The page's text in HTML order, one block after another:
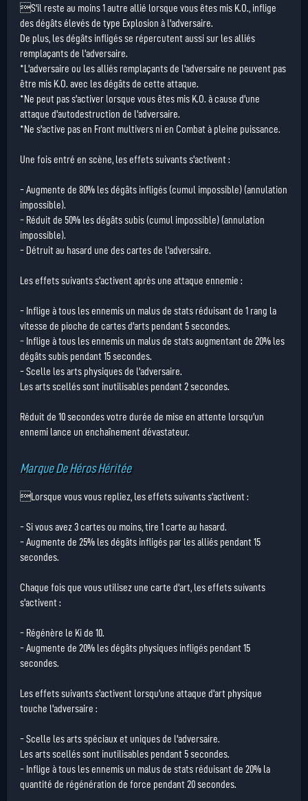
S'il reste au moins 1 autre allié lorsque vous êtes mis K.O., inflige
des dégâts élevés de type Explosion à l'adversaire.
De plus, les dégâts infligés se répercutent aussi sur les alliés
remplaçants de l'adversaire.
*L'adversaire ou les alliés remplaçants de l'adversaire ne peuvent pas
être mis K.O. avec les dégâts de cette attaque.
*Ne peut pas s'activer lorsque vous êtes mis K.O. à cause d'une
attaque d'autodestruction de l'adversaire.
*Ne s'active pas en Front multivers ni en Combat à pleine puissance.
Une fois entré en scène, les effets suivants s'activent :
- Augmente de 80% les dégâts infligés (cumul impossible) (annulation
impossible).
- Réduit de 50% les dégâts subis (cumul impossible) (annulation
impossible).
- Détruit au hasard une des cartes de l'adversaire.
Les effets suivants s'activent après une attaque ennemie :
- Inflige à tous les ennemis un malus de stats réduisant de 1 rang la
vitesse de pioche de cartes d'arts pendant 5 secondes.
- Inflige à tous les ennemis un malus de stats augmentant de 20% les
dégâts subis pendant 15 secondes.
- Scelle les arts physiques de l'adversaire.
Les arts scellés sont inutilisables pendant 2 secondes.
Réduit de 10 secondes votre durée de mise en attente lorsqu'un
ennemi lance un enchaînement dévastateur.
Marque De Héros Héritée
Lorsque vous vous repliez, les effets suivants s'activent :
- Si vous avez 3 cartes ou moins, tire 1 carte au hasard.
- Augmente de 25% les dégâts infligés par les alliés pendant 15
secondes.
Chaque fois que vous utilisez une carte d'art, les effets suivants
s'activent :
- Régénère le Ki de 10.
- Augmente de 20% les dégâts physiques infligés pendant 15
secondes.
Les effets suivants s'activent lorsqu'une attaque d'art physique
touche l'adversaire :
- Scelle les arts spéciaux et uniques de l'adversaire.
Les arts scellés sont inutilisables pendant 5 secondes.
- Inflige à tous les ennemis un malus de stats réduisant de 20% la
quantité de régénération de force pendant 20 secondes.